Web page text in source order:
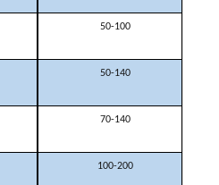
50-100
50-140
70-140
100-200